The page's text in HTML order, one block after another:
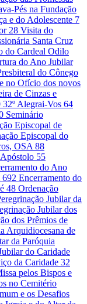
Pés na Fundação
e do Adolescente 7
28 Visita do
Santa Cruz
do Cardeal Odilo
do Ano Jubilar
do Cônego
no Ofício dos novos
de Cinzas e
32º Alegrai-Vos 64
Seminário
Episcopal de
Episcopal do
OSA 88
55
do Ano
692 Encerramento do
48 Ordenação
Jubilar da
Jubilar dos
dos Prêmios de
Arquidiocesana de
da Paróquia
do Caridade
da Caridade 32
pelos Bispos e
no Cemitério
e os Desafios